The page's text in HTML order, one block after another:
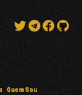
Quem Sou